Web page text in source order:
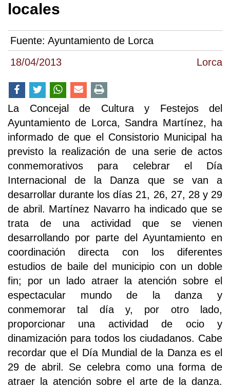
18/04/2013 Lorca
locales
Fuente: Ayuntamiento de Lorca
La Concejal de Cultura y Festejos del
Ayuntamiento de Lorca, Sandra Martínez, ha
informado de que el Consistorio Municipal ha
previsto la realización de una serie de actos
conmemorativos para celebrar el Día
Internacional de la Danza que se van a
desarrollar durante los días 21, 26, 27, 28 y 29
de abril. Martínez Navarro ha indicado que se
trata de una actividad que se vienen
desarrollando por parte del Ayuntamiento en
coordinación directa con los diferentes
estudios de baile del municipio con un doble
fin; por un lado atraer la atención sobre el
espectacular mundo de la danza y
conmemorar tal día y, por otro lado,
proporcionar una actividad de ocio y
dinamización para todos los ciudadanos. Cabe
recordar que el Día Mundial de la Danza es el
29 de abril. Se celebra como una forma de
atraer la atención sobre el arte de la danza.